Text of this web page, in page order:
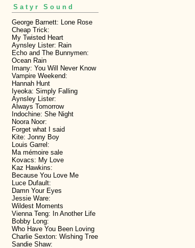
Satyr Sound
George Barnett: Lone Rose
Cheap Trick:
My Twisted Heart
Aynsley Lister: Rain
Echo and The Bunnymen:
Ocean Rain
Imany: You Will Never Know
Vampire Weekend:
Hannah Hunt
Iyeoka: Simply Falling
Aynsley Lister:
Always Tomorrow
Indochine: She Night
Noora Noor:
Forget what I said
Kite: Jonny Boy
Louis Garrel:
Ma mémoire sale
Kovacs: My Love
Kaz Hawkins:
Because You Love Me
Luce Dufault:
Damn Your Eyes
Jessie Ware:
Wildest Moments
Vienna Teng: In Another Life
Bobby Long:
Who Have You Been Loving
Charlie Sexton: Wishing Tree
Sandie Shaw: